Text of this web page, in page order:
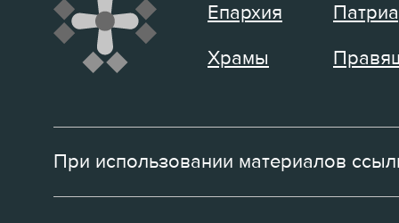
Епархия
Храмы
При использовании материалов